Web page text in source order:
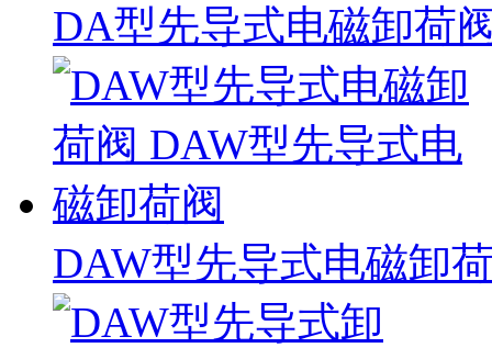
DA型先导式电磁卸荷
DAW型先导式电磁卸